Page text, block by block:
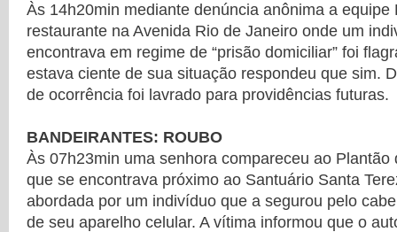
Às 14h20min mediante denúncia anônima a equipe
restaurante na Avenida Rio de Janeiro onde um
encontrava em regime de “prisão domiciliar” foi
estava ciente de sua situação respondeu que sim.
de ocorrência foi lavrado para providências futuras.
BANDEIRANTES: ROUBO
Às 07h23min uma senhora compareceu ao Plantão
que se encontrava próximo ao Santuário Santa
abordada por um indivíduo que a segurou pelo
de seu aparelho celular. A vítima informou que o